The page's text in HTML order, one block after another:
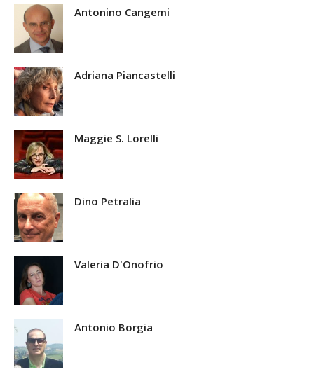
Antonino Cangemi
Adriana Piancastelli
Maggie S. Lorelli
Dino Petralia
Valeria D'Onofrio
Antonio Borgia